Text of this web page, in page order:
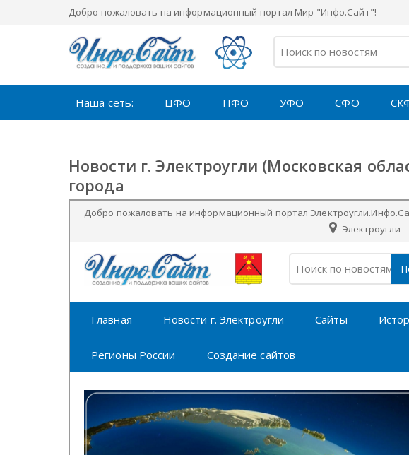
Добро пожаловать на информационный портал Мир "Инфо.Сайт"!
Наша сеть: ЦФО ПФО УФО СФО
Новости г. Электроугли (Московская
города